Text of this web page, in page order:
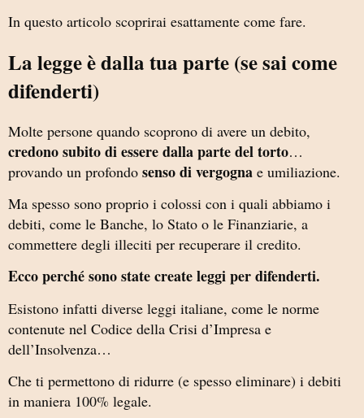
In questo articolo scoprirai esattamente come fare.
La legge è dalla tua parte (se sai come
difenderti)
Molte persone quando scoprono di avere un debito,
credono subito di essere dalla parte del torto…
provando un profondo senso di vergogna e umiliazione.
Ma spesso sono proprio i colossi con i quali abbiamo i
debiti, come le Banche, lo Stato o le Finanziarie, a
commettere degli illeciti per recuperare il credito.
Ecco perché sono state create leggi per difenderti.
Esistono infatti diverse leggi italiane, come le norme
contenute nel Codice della Crisi d’Impresa e
dell’Insolvenza…
Che ti permettono di ridurre (e spesso eliminare) i debiti
in maniera 100% legale.